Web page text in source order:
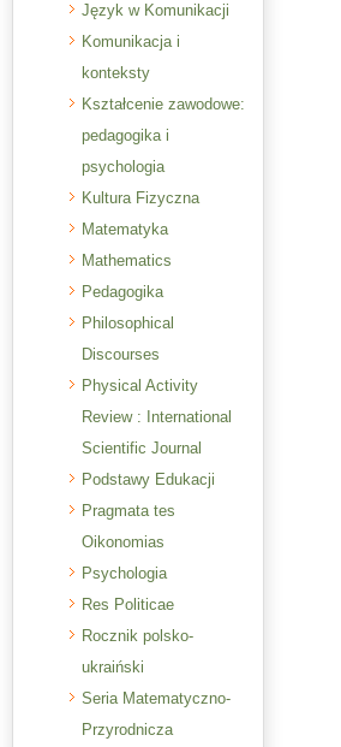
Język w Komunikacji
Komunikacja i
konteksty
Kształcenie zawodowe:
pedagogika i
psychologia
Kultura Fizyczna
Matematyka
Mathematics
Pedagogika
Philosophical
Discourses
Physical Activity
Review : International
Scientific Journal
Podstawy Edukacji
Pragmata tes
Oikonomias
Psychologia
Res Politicae
Rocznik polsko-
ukraiński
Seria Matematyczno-
Przyrodnicza